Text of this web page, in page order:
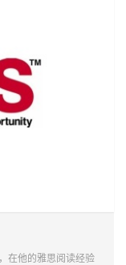
在他的雅思阅读经验